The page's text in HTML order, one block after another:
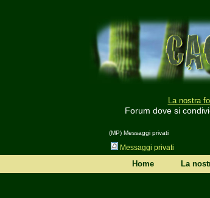
La nostra
Forum dove si
(MP) Messaggi privati
Messaggi privati
Home La